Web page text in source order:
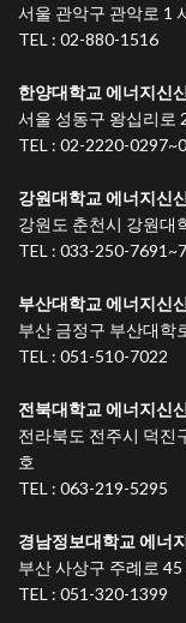
서울 관악구 관악로 1
TEL : 02-880-1516
한양대학교 에너지신
서울 성동구 왕십리로
TEL : 02-2220-
강원대학교 에너지신
강원도 춘천시 강원대
TEL : 033-250-
부산대학교 에너지신
부산 금정구 부산대학
TEL : 051-510-7022
전북대학교 에너지신
전라북도 전주시 덕진
호
TEL : 063-219-5295
경남정보대학교 에너
부산 사상구 주례로
TEL : 051-320-1399